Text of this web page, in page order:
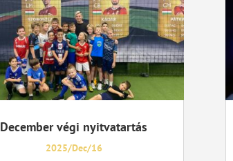
December végi nyitvatartás
2025/Dec/16